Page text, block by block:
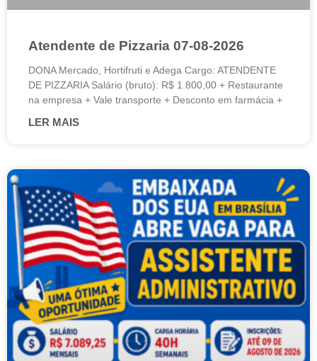
Atendente de Pizzaria 07-08-2026
DONA Mercado, Hortifruti e Adega Cargo: ATENDENTE
DE PIZZARIA Salário (bruto): R$ 1.800,00 + Restaurante
na empresa + Vale transporte + Desconto em farmácia +
LER MAIS